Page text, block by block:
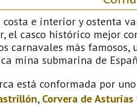
costa e interior y ostenta
el casco histórico mejor
carnavales más famosos,
mina submarina de
está conformada por
, Corvera de Asturias